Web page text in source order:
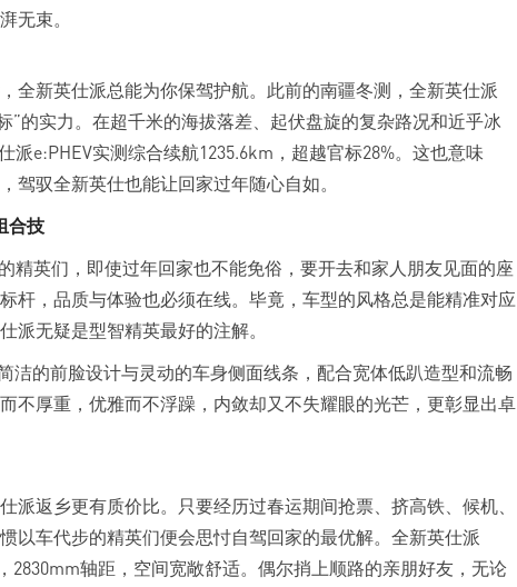
无束。
全新英仕派总能为你保驾护航。此前的南疆冬测，全新英仕派
”的实力。在超千米的海拔落差、起伏盘旋的复杂路况和近乎冰
派e:PHEV实测综合续航1235.6km，超越官标28%。这也意味
驾驭全新英仕也能让回家过年随心自如。
合技
精英们，即使过年回家也不能免俗，要开去和家人朋友见面的座
杆，品质与体验也必须在线。毕竟，车型的风格总是能精准对应
派无疑是型智精英最好的注解。
洁的前脸设计与灵动的车身侧面线条，配合宽体低趴造型和流畅
不厚重，优雅而不浮躁，内敛却又不失耀眼的光芒，更彰显出卓
派返乡更有质价比。只要经历过春运期间抢票、挤高铁、候机、
惯以车代步的精英们便会思忖自驾回家的最优解。全新英仕派
2830mm轴距，空间宽敞舒适。偶尔捎上顺路的亲朋好友，无论